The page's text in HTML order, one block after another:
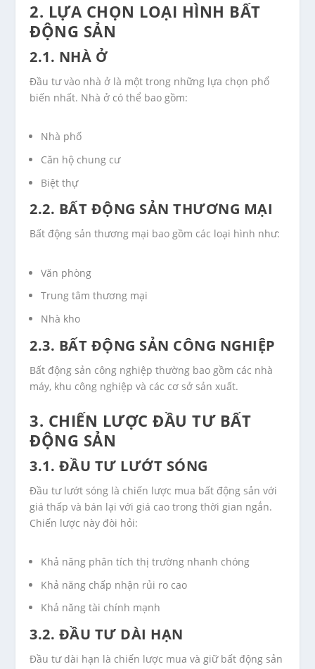
2. LỰA CHỌN LOẠI HÌNH BẤT
ĐỘNG SẢN
2.1. NHÀ Ở
Đầu tư vào nhà ở là một trong những lựa chọn phổ
biến nhất. Nhà ở có thể bao gồm:
Nhà phố
Căn hộ chung cư
Biệt thự
2.2. BẤT ĐỘNG SẢN THƯƠNG MẠI
Bất động sản thương mại bao gồm các loại hình như:
Văn phòng
Trung tâm thương mại
Nhà kho
2.3. BẤT ĐỘNG SẢN CÔNG NGHIỆP
Bất động sản công nghiệp thường bao gồm các nhà
máy, khu công nghiệp và các cơ sở sản xuất.
3. CHIẾN LƯỢC ĐẦU TƯ BẤT
ĐỘNG SẢN
3.1. ĐẦU TƯ LƯỚT SÓNG
Đầu tư lướt sóng là chiến lược mua bất động sản với
giá thấp và bán lại với giá cao trong thời gian ngắn.
Chiến lược này đòi hỏi:
Khả năng phân tích thị trường nhanh chóng
Khả năng chấp nhận rủi ro cao
Khả năng tài chính mạnh
3.2. ĐẦU TƯ DÀI HẠN
Đầu tư dài hạn là chiến lược mua và giữ bất động sản